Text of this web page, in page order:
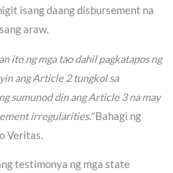
isang daang disbursement na
araw.
ito ng mga tao dahil pagkatapos ng
ang Article 2 tungkol sa
sumunod din ang Article 3 na may
irregularities.”Bahagi ng
Veritas.
testimonya ng mga state